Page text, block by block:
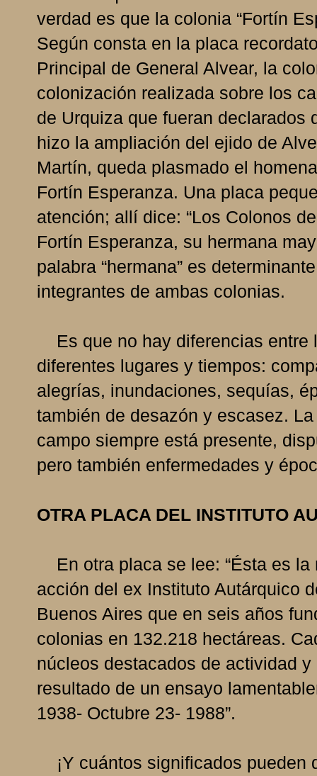
verdad es que la colonia “Fortín
Según consta en la placa
Principal de General Alvear, la
colonización realizada sobre los
de Urquiza que fueran declarados
hizo la ampliación del ejido de
Martín, queda plasmado el
Fortín Esperanza. Una placa
atención; allí dice: “Los Colonos
Fortín Esperanza, su hermana
palabra “hermana” es
integrantes de ambas colonias.
Es que no hay diferencias entre
diferentes lugares y tiempos:
alegrías, inundaciones, sequías,
también de desazón y escasez.
campo siempre está presente,
pero también enfermedades y
OTRA PLACA DEL INSTITUTO
En otra placa se lee: “Ésta es la
acción del ex Instituto Autárquico
Buenos Aires que en seis años
colonias en 132.218 hectáreas.
núcleos destacados de actividad
resultado de un ensayo
1938- Octubre 23- 1988”.
¡Y cuántos significados pueden